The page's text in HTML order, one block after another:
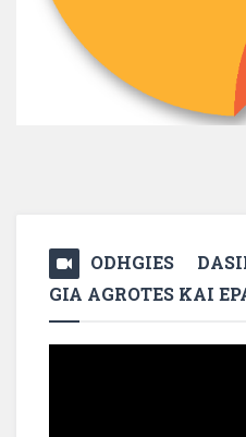
ODHGIES
GIA AGROTES KAI